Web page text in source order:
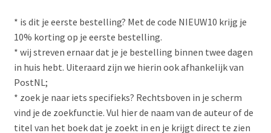
* is dit je eerste bestelling? Met de code NIEUW10 krijg je
10% korting op je eerste bestelling.
* wij streven ernaar dat je je bestelling binnen twee dagen
in huis hebt. Uiteraard zijn we hierin ook afhankelijk van
PostNL;
* zoek je naar iets specifieks? Rechtsboven in je scherm
vind je de zoekfunctie. Vul hier de naam van de auteur of de
titel van het boek dat je zoekt in en je krijgt direct te zien